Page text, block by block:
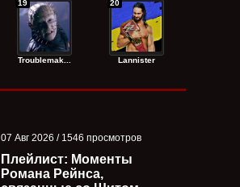
Troublemak...
19
Lannister
20
07 Авг 2026 / 1546 просмотров
Плейлист: Моменты
Романа Рейнса,